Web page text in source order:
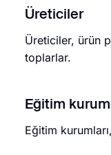
Üreticiler
Üreticiler, ürün
toplarlar.
Eğitim
Eğitim